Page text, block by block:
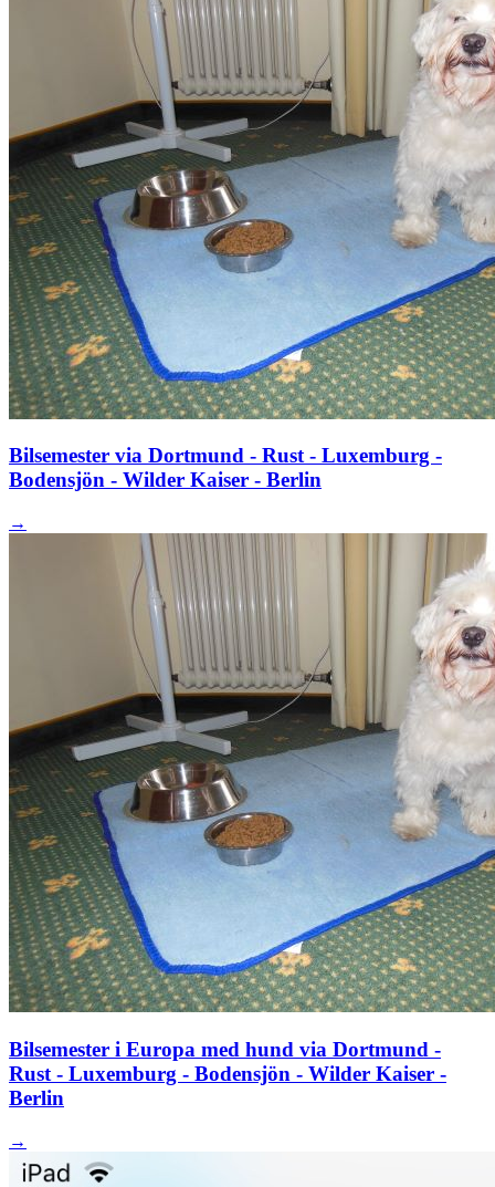
Bilsemester via Dortmund - Rust - Luxemburg -
Bodensjön - Wilder Kaiser - Berlin
→
Bilsemester i Europa med hund via Dortmund -
Rust - Luxemburg - Bodensjön - Wilder Kaiser -
Berlin
→